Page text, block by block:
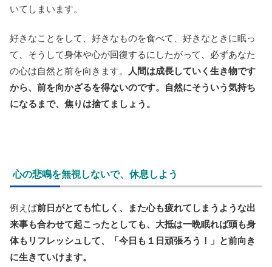
いてしまいます。
好きなことをして、好きなものを食べて、好きなときに眠っ
て、そうして身体や心が回復するにしたがって、必ずあなた
の心は自然と前を向きます。
人間は成長していく生き物です
から、前を向かざるを得ないのです。自然にそういう気持ち
になるまで、焦りは捨てましょう。
心の悲鳴を無視しないで、休息しよう
例えば前日がとても忙しく、また心も疲れてしまうような出
来事も合わせて起こったとしても、大抵は一晩眠れば頭も身
体もリフレッシュして、「今日も１日頑張ろう！」と前向き
に生きていけます。